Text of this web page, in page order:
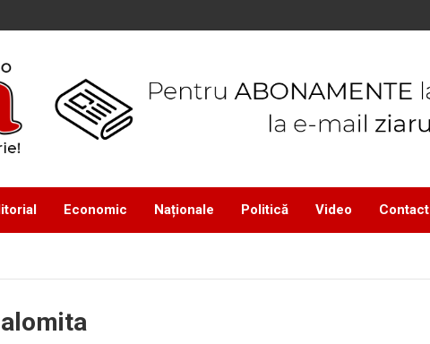
Economic Naționale Politică Video Contact